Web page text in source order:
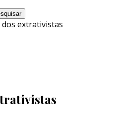
dos extrativistas